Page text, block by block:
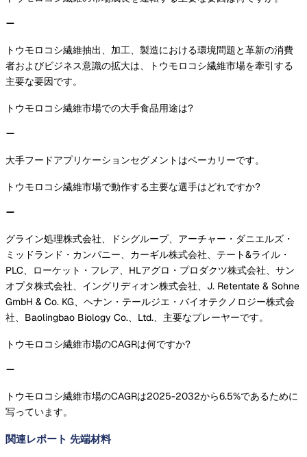
トウモロコシ繊維抽出、加工、製造における環境問題と革新の消費
者およびビジネス意識の拡大は、トウモロコシ繊維市場を牽引する
主要な要因です。
トウモロコシ繊維市場での大手食品用途は?
大手フードアプリケーションセグメントはベーカリーです。
トウモロコシ繊維市場で動作する主要な選手はどれですか?
グライン処理株式会社、ドシグループ、アーチャー・ダニエルズ・
ミッドランド・カンパニー、カーギル株式会社、テート&ライル・
PLC、ローケット・フレア、HLアグロ・プロダクツ株式会社、サン
オプタ株式会社、イングリディオン株式会社、J. Retentate & Sohne
GmbH & Co. KG、ヘナン・テールジエ・バイオテクノロジー株式会
社、Baolingbao Biology Co.、Ltd.、主要なプレーヤーです。
トウモロコシ繊維市場のCAGRは何ですか?
トウモロコシ繊維市場のCAGRは2025-2032から6.5%であるために
写っています。
関連レポート 先端材料